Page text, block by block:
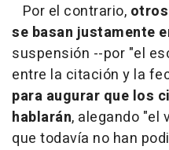
Por el contrario,
se basan justamente
suspensión --por "el
entre la citación y la
para augurar que los
hablarán, alegando "el
que todavía no han